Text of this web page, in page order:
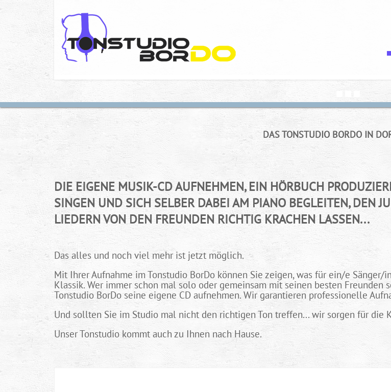
DAS TONSTUDIO BORDO IN
DIE EIGENE MUSIK-CD AUFNEHMEN, EIN HÖRBUCH
SINGEN UND SICH SELBER DABEI AM PIANO BEGLEITEN, DEN
LIEDERN VON DEN FREUNDEN RICHTIG KRACHEN LASSEN...
Das alles und noch viel mehr ist jetzt möglich.
Mit Ihrer Aufnahme im Tonstudio BorDo können Sie zeigen, was für ein/e Sänger/
Klassik. Wer immer schon mal solo oder gemeinsam mit seinen besten
Tonstudio BorDo seine eigene CD aufnehmen. Wir garantieren professionelle
Und sollten Sie im Studio mal nicht den richtigen Ton treffen... wir sorgen für die
Unser Tonstudio kommt auch zu Ihnen nach Hause.